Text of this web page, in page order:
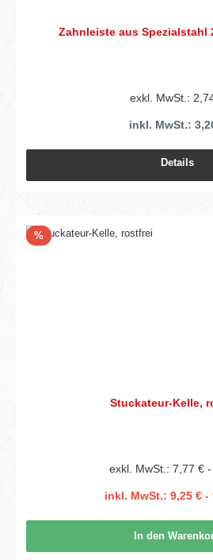
Zahnleiste aus Spezialstahl
exkl. MwSt.:
inkl. MwSt.:
Details
%Rabatt
Stuckateur-Kelle,
exkl. MwSt.: 7,77 €
inkl. MwSt.: 9,25 € -
In den